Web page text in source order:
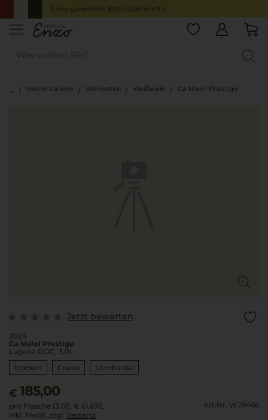
Enzo garantiert 100% Dolce-Vita!
Weine Italiens Weinarten Weißwein Ca Maiol Prestige
Jetzt bewerten
2024
Ca Maiol Prestige
Lugana DOC, 3,0L
trocken
Cuvée Lombardei
€ 185,00
pro Flasche (3.0l), € 61,67/L
inkl. MwSt. zzgl. Versand
Art.Nr. W29466